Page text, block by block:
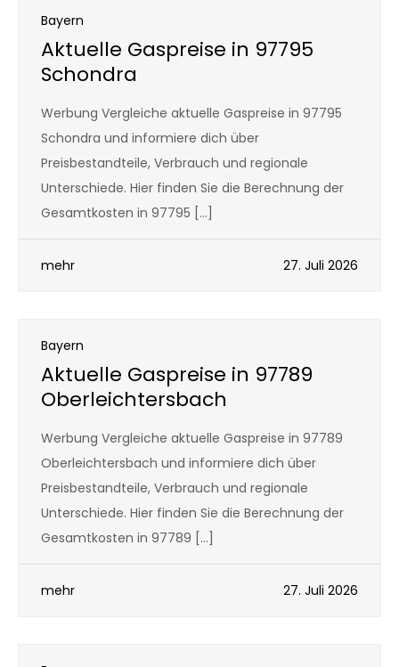
Bayern
Aktuelle Gaspreise in 97795
Schondra
Werbung Vergleiche aktuelle Gaspreise in 97795
Schondra und informiere dich über
Preisbestandteile, Verbrauch und regionale
Unterschiede. Hier finden Sie die Berechnung der
Gesamtkosten in 97795 […]
mehr 27. Juli 2026
Bayern
Aktuelle Gaspreise in 97789
Oberleichtersbach
Werbung Vergleiche aktuelle Gaspreise in 97789
Oberleichtersbach und informiere dich über
Preisbestandteile, Verbrauch und regionale
Unterschiede. Hier finden Sie die Berechnung der
Gesamtkosten in 97789 […]
mehr 27. Juli 2026